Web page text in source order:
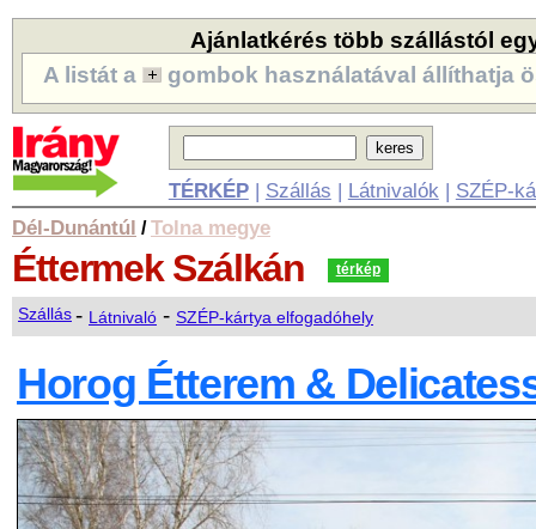
Ajánlatkérés több szállástól
A listát a
gombok használatával állíthatja
TÉRKÉP| Szállás | Látnivalók | SZÉP-
Dél-Dunántúl /Tolna megye
Éttermek Szálkán térkép
Szállás- Látnivaló - SZÉP-kártya elfogadóhely
Horog Étterem &